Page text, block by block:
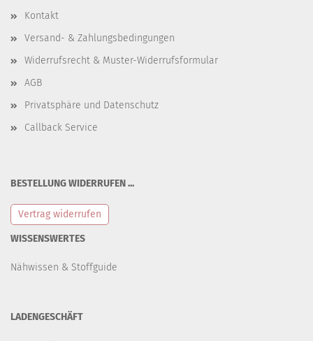
Kontakt
Versand- & Zahlungsbedingungen
Widerrufsrecht & Muster-Widerrufsformular
AGB
Privatsphäre und Datenschutz
Callback Service
BESTELLUNG WIDERRUFEN ...
Vertrag widerrufen
WISSENSWERTES
Nähwissen & Stoffguide
LADENGESCHÄFT